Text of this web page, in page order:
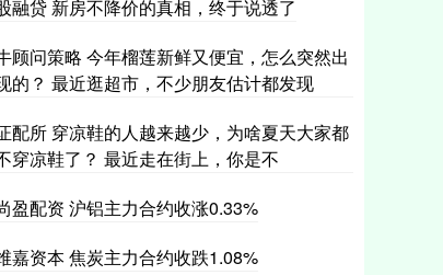
融贷 新房不降价的真相，终于说透了
顾问策略 今年榴莲新鲜又便宜，怎么突然出
的？ 最近逛超市，不少朋友估计都发现
配所 穿凉鞋的人越来越少，为啥夏天大家都
穿凉鞋了？ 最近走在街上，你是不
盈配资 沪铝主力合约收涨0.33%
嘉资本 焦炭主力合约收跌1.08%